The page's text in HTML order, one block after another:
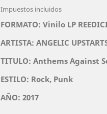
Impuestos incluidos
FORMATO: Vinilo LP
ARTISTA: ANGELIC
TITULO: Anthems Against
ESTILO: Rock, Punk
AÑO: 2017